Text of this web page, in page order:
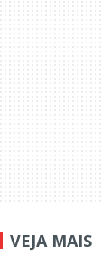
VEJA MAIS